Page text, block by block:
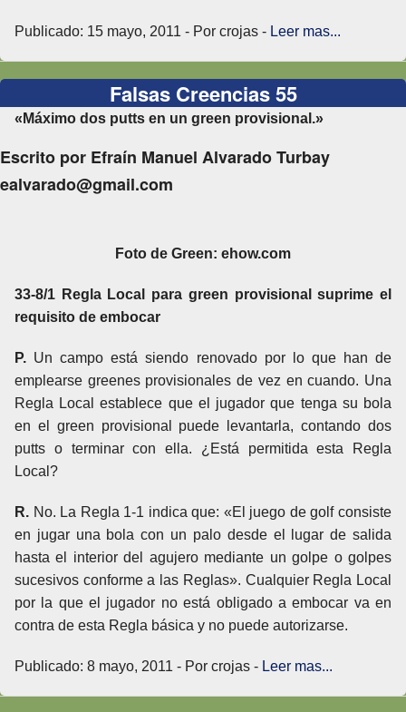
Publicado: 15 mayo, 2011 - Por crojas - Leer mas...
Falsas Creencias 55
«Máximo dos putts en un green provisional.»
Escrito por Efraín Manuel Alvarado Turbay
ealvarado@gmail.com
Foto de Green: ehow.com
33-8/1 Regla Local para green provisional suprime el
requisito de embocar
P. Un campo está siendo renovado por lo que han de
emplearse greenes provisionales de vez en cuando. Una
Regla Local establece que el jugador que tenga su bola
en el green provisional puede levantarla, contando dos
putts o terminar con ella. ¿Está permitida esta Regla
Local?
R. No. La Regla 1-1 indica que: «El juego de golf consiste
en jugar una bola con un palo desde el lugar de salida
hasta el interior del agujero mediante un golpe o golpes
sucesivos conforme a las Reglas». Cualquier Regla Local
por la que el jugador no está obligado a embocar va en
contra de esta Regla básica y no puede autorizarse.
Publicado: 8 mayo, 2011 - Por crojas - Leer mas...